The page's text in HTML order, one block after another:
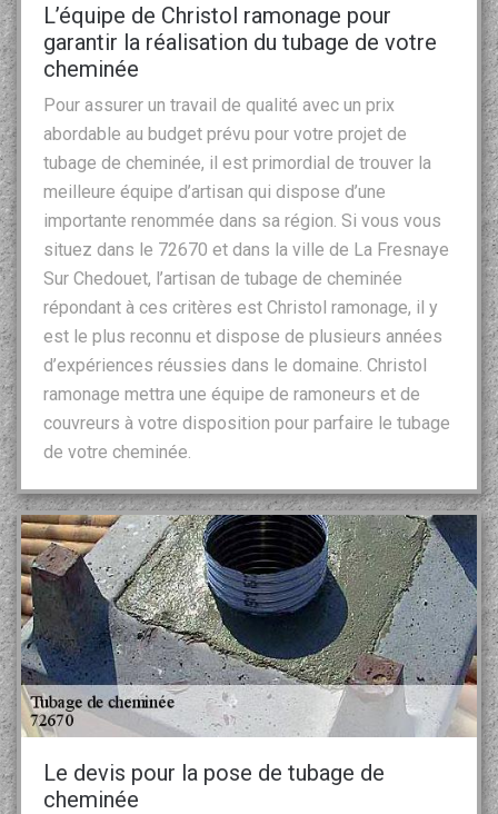
L’équipe de Christol ramonage pour
garantir la réalisation du tubage de votre
cheminée
Pour assurer un travail de qualité avec un prix
abordable au budget prévu pour votre projet de
tubage de cheminée, il est primordial de trouver la
meilleure équipe d’artisan qui dispose d’une
importante renommée dans sa région. Si vous vous
situez dans le 72670 et dans la ville de La Fresnaye
Sur Chedouet, l’artisan de tubage de cheminée
répondant à ces critères est Christol ramonage, il y
est le plus reconnu et dispose de plusieurs années
d’expériences réussies dans le domaine. Christol
ramonage mettra une équipe de ramoneurs et de
couvreurs à votre disposition pour parfaire le tubage
de votre cheminée.
Le devis pour la pose de tubage de
cheminée